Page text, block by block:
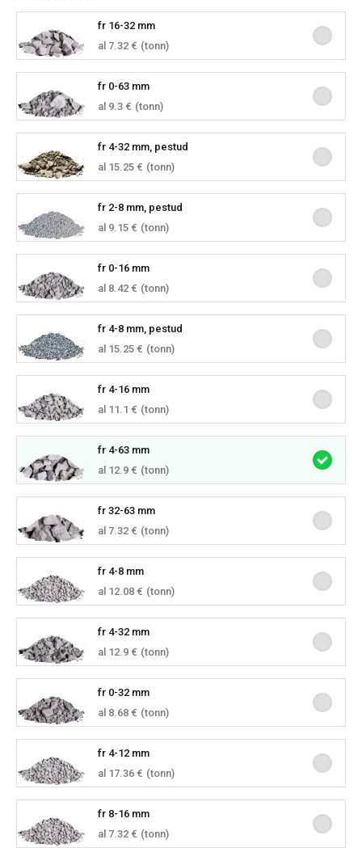
fr 16-32 mm
al 7.32 € (tonn)
fr 0-63 mm
al 9.3 € (tonn)
fr 4-32 mm, pestud
al 15.25 € (tonn)
fr 2-8 mm, pestud
al 9.15 € (tonn)
fr 0-16 mm
al 8.42 € (tonn)
fr 4-8 mm, pestud
al 15.25 € (tonn)
fr 4-16 mm
al 11.1 € (tonn)
fr 4-63 mm
al 12.9 € (tonn)
fr 32-63 mm
al 7.32 € (tonn)
fr 4-8 mm
al 12.08 € (tonn)
fr 4-32 mm
al 12.9 € (tonn)
fr 0-32 mm
al 8.68 € (tonn)
fr 4-12 mm
al 17.36 € (tonn)
fr 8-16 mm
al 7.32 € (tonn)